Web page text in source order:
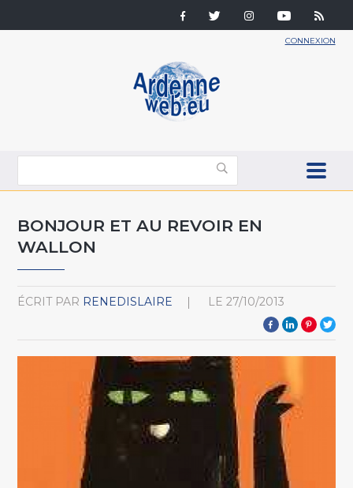
CONNEXION
BONJOUR ET AU REVOIR EN
WALLON
ÉCRIT PAR RENEDISLAIRE LE 27/10/2013